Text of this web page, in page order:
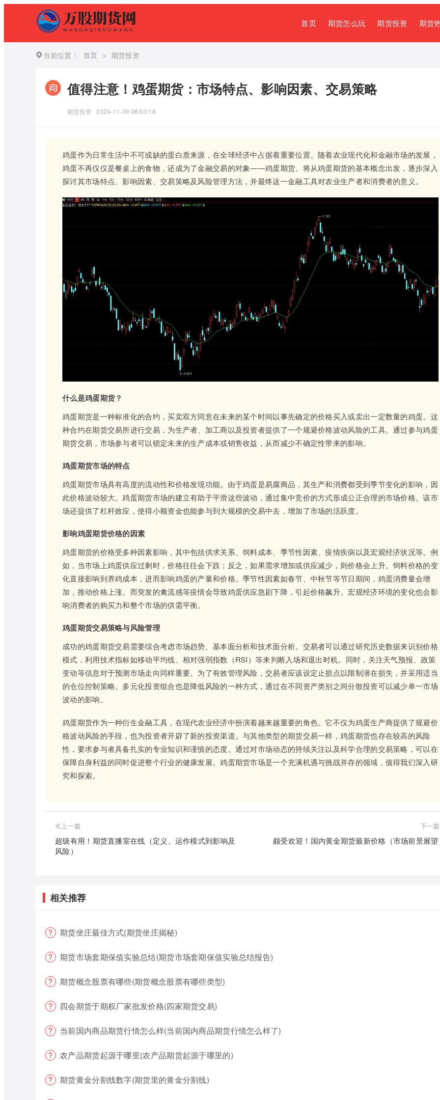
首页 期货怎么玩 期货投资 期货
当前位置： 首页 > 期货投资
值得注意！鸡蛋期货：市场特点、影响因素、交易策略
期货投资 2024-11-09 08:50:18
鸡蛋作为日常生活中不可或缺的蛋白质来源，在全球经济中占据着重要位置。随着农业现代化和金融市场的发展，
鸡蛋不再仅仅是餐桌上的食物，还成为了金融交易的对象——鸡蛋期货。将从鸡蛋期货的基本概念出发，逐步深入
探讨其市场特点、影响因素、交易策略及风险管理方法，并最终这一金融工具对农业生产者和消费者的意义。
什么是鸡蛋期货？
鸡蛋期货是一种标准化的合约，买卖双方同意在未来的某个时间以事先确定的价格买入或卖出一定数量的鸡蛋。这
种合约在期货交易所进行交易，为生产者、加工商以及投资者提供了一个规避价格波动风险的工具。通过参与鸡蛋
期货交易，市场参与者可以锁定未来的生产成本或销售收益，从而减少不确定性带来的影响。
鸡蛋期货市场的特点
鸡蛋期货市场具有高度的流动性和价格发现功能。由于鸡蛋是易腐商品，其生产和消费都受到季节变化的影响，因
此价格波动较大。鸡蛋期货市场的建立有助于平滑这些波动，通过集中竞价的方式形成公正合理的市场价格。该市
场还提供了杠杆效应，使得小额资金也能参与到大规模的交易中去，增加了市场的活跃度。
影响鸡蛋期货价格的因素
鸡蛋期货的价格受多种因素影响，其中包括供求关系、饲料成本、季节性因素、疫情疾病以及宏观经济状况等。例
如，当市场上鸡蛋供应过剩时，价格往往会下跌；反之，如果需求增加或供应减少，则价格会上升。饲料价格的变
化直接影响到养鸡成本，进而影响鸡蛋的产量和价格。季节性因素如春节、中秋节等节日期间，鸡蛋消费量会增
加，推动价格上涨。而突发的禽流感等疫情会导致鸡蛋供应急剧下降，引起价格飙升。宏观经济环境的变化也会影
响消费者的购买力和整个市场的供需平衡。
鸡蛋期货交易策略与风险管理
成功的鸡蛋期货交易需要综合考虑市场趋势、基本面分析和技术面分析。交易者可以通过研究历史数据来识别价格
模式，利用技术指标如移动平均线、相对强弱指数（RSI）等来判断入场和退出时机。同时，关注天气预报、政策
变动等信息对于预测市场走向同样重要。为了有效管理风险，交易者应该设定止损点以限制潜在损失，并采用适当
的仓位控制策略。多元化投资组合也是降低风险的一种方式，通过在不同资产类别之间分散投资可以减少单一市场
波动的影响。
鸡蛋期货作为一种衍生金融工具，在现代农业经济中扮演着越来越重要的角色。它不仅为鸡蛋生产商提供了规避价
格波动风险的手段，也为投资者开辟了新的投资渠道。与其他类型的期货交易一样，鸡蛋期货也存在较高的风险
性，要求参与者具备扎实的专业知识和谨慎的态度。通过对市场动态的持续关注以及科学合理的交易策略，可以在
保障自身利益的同时促进整个行业的健康发展。鸡蛋期货市场是一个充满机遇与挑战并存的领域，值得我们深入研
究和探索。
上一篇
超级有用！期货直播室在线（定义、运作模式到影响及
风险）
下一篇
颇受欢迎！国内黄金期货最新价格（市场前景展
相关推荐
期货坐庄最佳方式(期货坐庄揭秘)
期货市场套期保值实验总结(期货市场套期保值实验总结报告)
期货概念股票有哪些(期货概念股票有哪些类型)
四会期货于期权厂家批发价格(四家期货交易)
当前国内商品期货行情怎么样(当前国内商品期货行情怎么样了)
农产品期货起源于哪里(农产品期货起源于哪里的)
期货黄金分割线数字(期货里的黄金分割线)